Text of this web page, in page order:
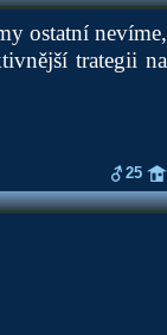
ostatní nevíme,
trategii na
25